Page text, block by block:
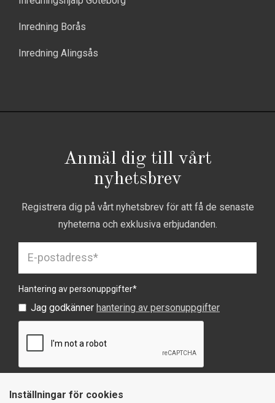
Inredning Borås
Inredning Alingsås
Anmäl dig till vårt
nyhetsbrev
Registrera dig på vårt nyhetsbrev för att få de senaste
nyheterna och exklusiva erbjudanden.
Hantering av personuppgifter*
Jag godkänner hantering av personuppgifter
Inställningar för cookies